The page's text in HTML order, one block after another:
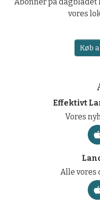
Abonner på dagbladet
vores
Køb
Effektivt
Vores
Alle vores